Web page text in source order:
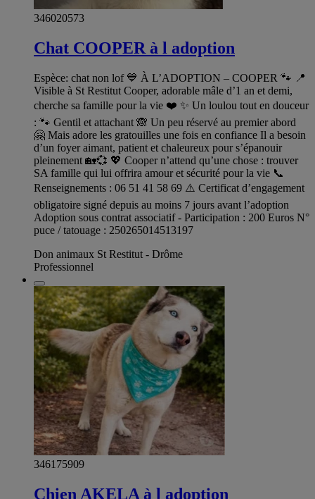
346020573
Chat COOPER à l adoption
Espèce: chat non lof 💙 À L’ADOPTION – COOPER 🐾 📍
Visible à St Restitut Cooper, adorable mâle d’1 an et demi,
cherche sa famille pour la vie ❤️ ✨ Un loulou tout en douceur
: 🐾 Gentil et attachant 🙈 Un peu réservé au premier abord
🤗 Mais adore les gratouilles une fois en confiance Il a besoin
d’un foyer aimant, patient et chaleureux pour s’épanouir
pleinement 🏡💞 💖 Cooper n’attend qu’une chose : trouver
SA famille qui lui offrira amour et sécurité pour la vie 📞
Renseignements : 06 51 41 58 69 ⚠️ Certificat d’engagement
obligatoire signé depuis au moins 7 jours avant l’adoption
Adoption sous contrat associatif - Participation : 200 Euros N°
puce / tatouage : 250265014513197
Don animaux St Restitut - Drôme
Professionnel
346175909
Chien AKELA à l adoption